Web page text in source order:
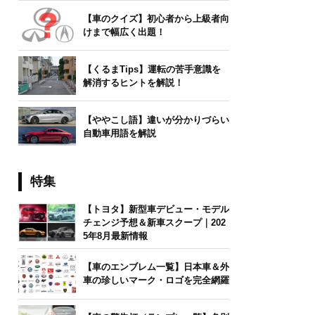
【車のクイズ】初心者から上級者向
けまで幅広く出題！
【くるまTips】運転の苦手意識を
解消するヒントを解説！
【ややこし語】違いが分かりづらい
自動車用語を解説
特集
【トヨタ】新型車デビュー・モデル
チェンジ予想＆新車スクープ｜202
5年8月最新情報
【車のエンブレム一覧】日本車＆外
車の珍しいマーク・ロゴを完全網羅